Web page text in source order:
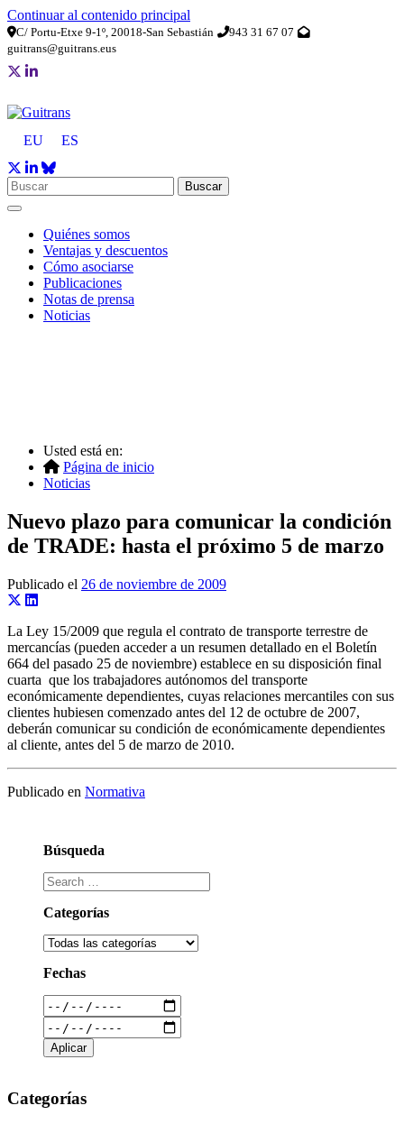
Continuar al contenido principal
C/ Portu-Etxe 9-1º, 20018-San Sebastián
943 31 67 07
guitrans@guitrans.eus
EU ES
Buscar
Quiénes somos
Ventajas y descuentos
Cómo asociarse
Publicaciones
Notas de prensa
Noticias
Usted está en:
Página de inicio
Noticias
Nuevo plazo para comunicar la condición
de TRADE: hasta el próximo 5 de marzo
Publicado el 26 de noviembre de 2009
La Ley 15/2009 que regula el contrato de transporte terrestre de
mercancías (pueden acceder a un resumen detallado en el Boletín
664 del pasado 25 de noviembre) establece en su disposición final
cuarta que los trabajadores autónomos del transporte
económicamente dependientes, cuyas relaciones mercantiles con sus
clientes hubiesen comenzado antes del 12 de octubre de 2007,
deberán comunicar su condición de económicamente dependientes
al cliente, antes del 5 de marzo de 2010.
Publicado en Normativa
Búsqueda
Categorías
Fechas
Categorías